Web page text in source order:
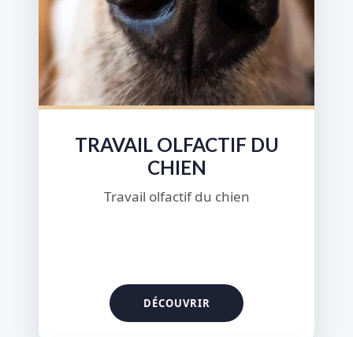
TRAVAIL OLFACTIF DU
CHIEN
Travail olfactif du chien